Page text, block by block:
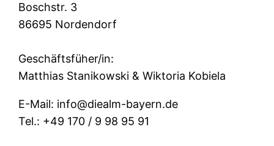
Boschstr. 3
86695 Nordendorf
Geschäftsfüher/in:
Matthias Stanikowski & Wiktoria Kobiela
E-Mail: info@diealm-bayern.de
Tel.: +49 170 / 9 98 95 91